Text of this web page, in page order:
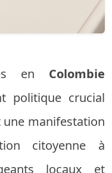
en Colombie
politique crucial
une manifestation
citoyenne à
locaux et